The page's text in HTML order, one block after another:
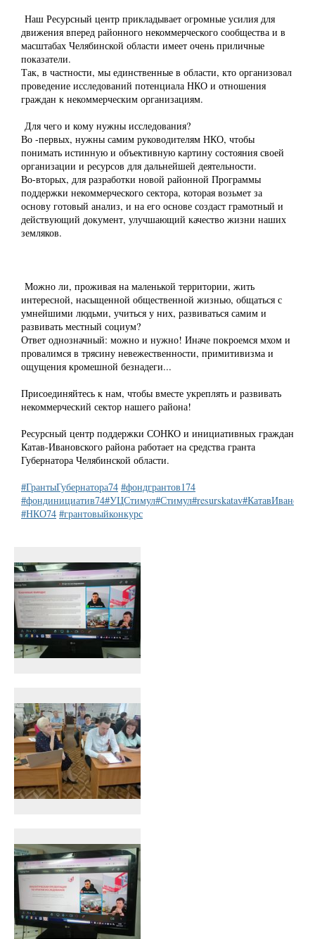
Наш Ресурсный центр прикладывает огромные усилия для
движения вперед районного некоммерческого сообщества и в
масштабах Челябинской области имеет очень приличные
показатели.
Так, в частности, мы единственные в области, кто организовал
проведение исследований потенциала НКО и отношения
граждан к некоммерческим организациям.
Для чего и кому нужны исследования?
Во -первых, нужны самим руководителям НКО, чтобы
понимать истинную и объективную картину состояния своей
организации и ресурсов для дальнейшей деятельности.
Во-вторых, для разработки новой районной Программы
поддержки некоммерческого сектора, которая возьмет за
основу готовый анализ, и на его основе создаст грамотный и
действующий документ, улучшающий качество жизни наших
земляков.
Можно ли, проживая на маленькой территории, жить
интересной, насыщенной общественной жизнью, общаться с
умнейшими людьми, учиться у них, развиваться самим и
развивать местный социум?
Ответ однозначный: можно и нужно! Иначе покроемся мхом и
провалимся в трясину невежественности, примитивизма и
ощущения кромешной безнадеги...
Присоединяйтесь к нам, чтобы вместе укреплять и развивать
некоммерческий сектор нашего района!
Ресурсный центр поддержки СОНКО и инициативных граждан
Катав-Ивановского района работает на средства гранта
Губернатора Челябинской области.
#ГрантыГубернатора74 #фондгрантов174
#фондинициатив74#УЦСтимул#Стимул#resurskatav
#НКО74 #грантовыйконкурс